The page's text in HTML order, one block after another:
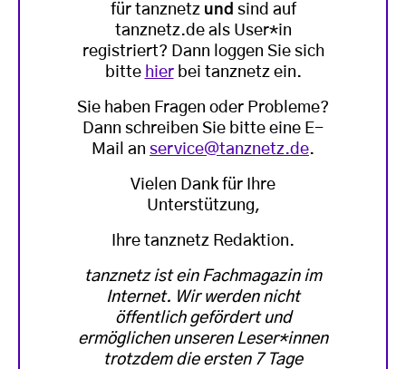
für tanznetz und sind auf
tanznetz.de als User*in
registriert? Dann loggen Sie sich
bitte hierbei tanznetz ein.
Sie haben Fragen oder Probleme?
Dann schreiben Sie bitte eine E-
Mail an service@tanznetz.de.
Vielen Dank für Ihre
Unterstützung,
Ihre tanznetz Redaktion.
tanznetz ist ein Fachmagazin im
Internet. Wir werden nicht
öffentlich gefördert und
ermöglichen unseren Leser*innen
trotzdem die ersten 7 Tage